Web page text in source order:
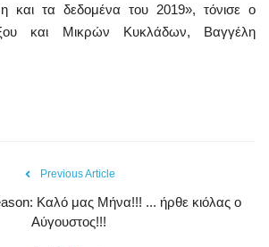
και τα δεδομένα του 2019», τόνισε ο
και Μικρών Κυκλάδων, Βαγγέλη
Previous Article
Kαλό μας Μήνα!!! ... ήρθε κιόλας ο
Αύγουστος!!!